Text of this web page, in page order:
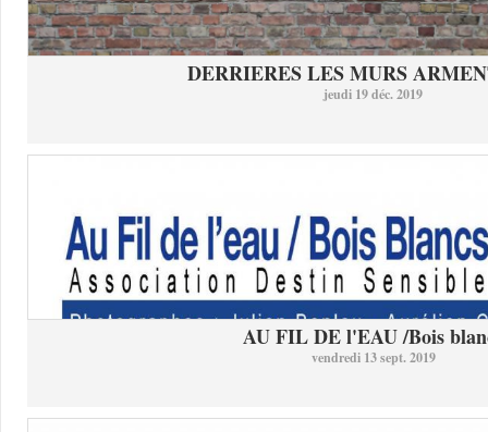
DERRIERES LES MURS
jeudi 19 déc. 2019
AU FIL DE l'EAU /Bois
vendredi 13 sept. 2019